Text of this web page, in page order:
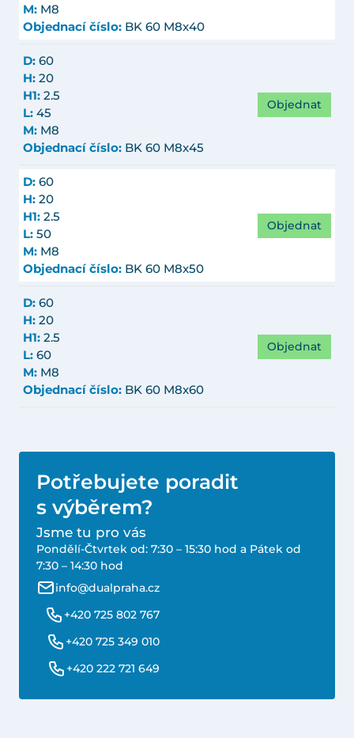
M: M8
Objednací číslo: BK 60 M8x40
D: 60
H: 20
H1: 2.5
L: 45
M: M8
Objednací číslo: BK 60 M8x45
Objednat
D: 60
H: 20
H1: 2.5
L: 50
M: M8
Objednací číslo: BK 60 M8x50
Objednat
D: 60
H: 20
H1: 2.5
L: 60
M: M8
Objednací číslo: BK 60 M8x60
Objednat
Potřebujete poradit
s výběrem?
Jsme tu pro vás
Pondělí-Čtvrtek od: 7:30 – 15:30 hod a Pátek od
7:30 – 14:30 hod
info@dualpraha.cz
+420 725 802 767
+420 725 349 010
+420 222 721 649